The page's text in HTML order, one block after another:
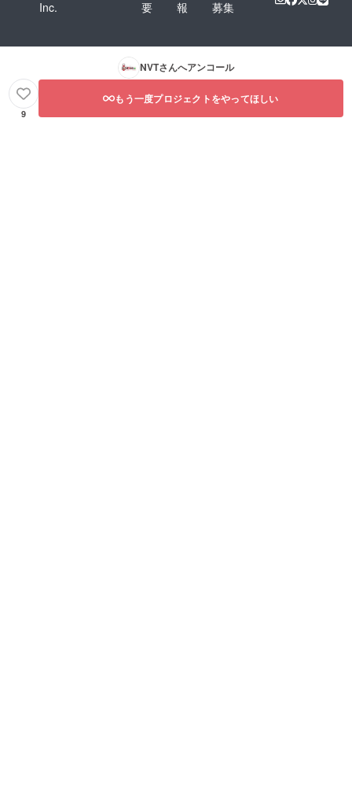
Inc. 要 報 募集
NVTさんへアンコール
9
もう一度プロジェクトをやってほしい